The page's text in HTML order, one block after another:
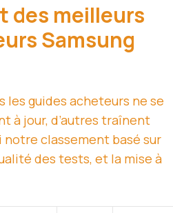
des meilleurs
Samsung
les guides acheteurs ne se
à jour, d’autres traînent
notre classement basé sur
des tests, et la mise à